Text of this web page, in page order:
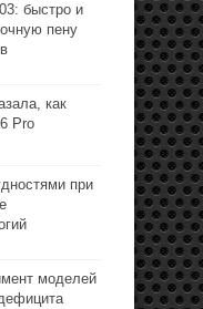
быстро и
пену
как
Pro
при
моделей